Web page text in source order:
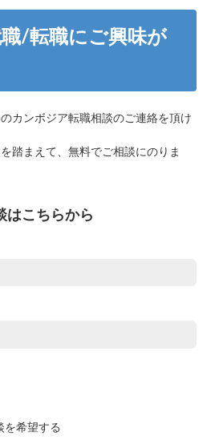
/転職にご興味が
カンボジア転職相談のご連絡を頂け
踏まえて、無料でご相談にのりま
はこちらから
を希望する